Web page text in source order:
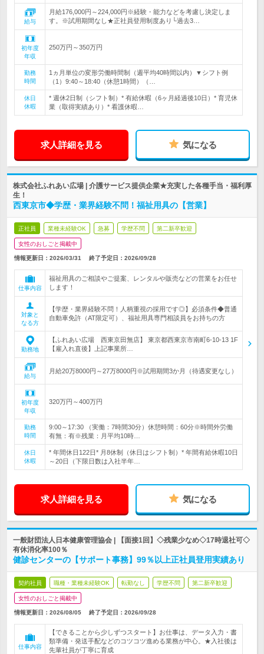
給与
月給176,000円～224,000円※経験・能力などを考慮し決定しま
す。※試用期間なし★正社員登用制度あり└過去3…
初年度
年収
250万円～350万円
勤務
時間
1ヵ月単位の変形労働時間制（週平均40時間以内）▼シフト例
（1）9:40～18:40（休憩1時間）（…
休日
休暇
* 週休2日制（シフト制）* 有給休暇（6ヶ月経過後10日）* 育児休
業（取得実績あり）* 看護休暇…
求人詳細を見る 気になる
株式会社ふれあい広場 | 介護サービス提供企業★充実した各種手当・福利厚
生！
西東京市◆学歴・業界経験不問！福祉用具の【営業】
正社員 業種未経験OK 急募 学歴不問 第二新卒歓迎
女性のおしごと掲載中
情報更新日：2026/03/31 終了予定日： 2026/09/28
仕事内容
福祉用具のご相談やご提案、レンタルや販売などの営業をお任せ
します！
対象と
なる方
【学歴・業界経験不問！人柄重視の採用です◎】必須条件◆普通
自動車免許（AT限定可）、福祉用具専門相談員をお持ちの方
勤務地
【ふれあい広場 西東京田無店】 東京都西東京市南町6-10-13 1F
【雇入れ直後】上記事業所…
給与
月給20万8000円～27万8000円※試用期間3か月（待遇変更なし）
初年度
年収
320万円～400万円
勤務
時間
9:00～17:30 （実働：7時間30分）休憩時間：60分※時間外労働
有無：有※残業：月平均10時…
休日
休暇
* 年間休日122日* 月8休制（休日はシフト制）* 年間有給休暇10日
～20日（下限日数は入社半年…
求人詳細を見る 気になる
一般財団法人日本健康管理協会 | 【面接1回】◇残業少なめ◇17時退社可◇
有休消化率100％
健診センターの【サポート事務】99％以上正社員登用実績あり
契約社員 職種・業種未経験OK 転勤なし 学歴不問 第二新卒歓迎
女性のおしごと掲載中
情報更新日：2026/08/05 終了予定日： 2026/09/28
仕事内容
【できることから少しずつスタート】お仕事は、データ入力・書
類準備・発送手配などのコツコツ進める業務が中心。★入社後は
先輩社員が丁寧に育成